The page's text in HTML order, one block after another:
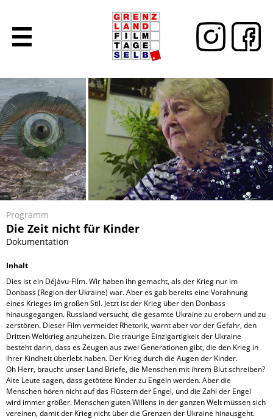
Programm
Die Zeit nicht für Kinder
Dokumentation
Inhalt
Dies ist ein Déjàvu-Film. Wir haben ihn gemacht, als der Krieg nur im
Donbass (Region der Ukraine) war. Aber es gab bereits eine Vorahnung
eines Krieges im großen Stil. Jetzt ist der Krieg über den Donbass
hinausgegangen. Russland versucht, die gesamte Ukraine zu erobern und zu
zerstören. Dieser Film vermeidet Rhetorik, warnt aber vor der Gefahr, den
Dritten Weltkrieg anzuheizen. Die traurige Einzigartigkeit der Ukraine
besteht darin, dass es Zeugen aus zwei Generationen gibt, die den Krieg in
ihrer Kindheit überlebt haben. Der Krieg durch die Augen der Kinder.
Oh Herr, braucht unser Land Briefe, die Menschen mit ihrem Blut schreiben?
Alte Leute sagen, dass getötete Kinder zu Engeln werden. Aber die
Menschen hören nicht auf das Flüstern der Engel, und die Zahl der Engel
wird immer größer. Menschen guten Willens in der ganzen Welt müssen sich
vereinen, damit der Krieg nicht über die Grenzen der Ukraine hinausgeht.